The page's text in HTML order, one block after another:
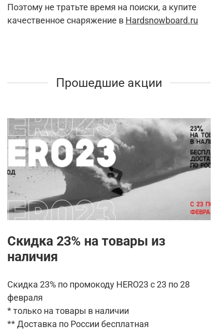
Поэтому не тратьте время на поиски, а купите
качественное снаряжение в Hardsnowboard.ru
Прошедшие акции
Скидка 23% на товары из
наличия
Скидка 23% по промокоду HERO23 с 23 по 28
февраля
* только на товары в наличии
** Доставка по России бесплатная